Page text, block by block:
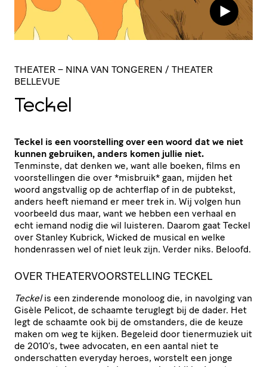
THEATER – NINA VAN TONGEREN / THEATER
BELLEVUE
Teckel
Teckel is een voorstelling over een woord dat we niet
kunnen gebruiken, anders komen jullie niet.
Tenminste, dat denken we, want alle boeken, films en
voorstellingen die over *misbruik* gaan, mijden het
woord angstvallig op de achterflap of in de pubtekst,
anders heeft niemand er meer trek in. Wij volgen hun
voorbeeld dus maar, want we hebben een verhaal en
echt iemand nodig die wil luisteren. Daarom gaat Teckel
over Stanley Kubrick, Wicked de musical en welke
hondenrassen wel of niet leuk zijn. Verder niks. Beloofd.
OVER THEATERVOORSTELLING TECKEL
Teckelis een zinderende monoloog die, in navolging van
Gisèle Pelicot, de schaamte teruglegt bij de dader. Het
legt de schaamte ook bij de omstanders, die de keuze
maken om weg te kijken. Begeleid door tienermuziek uit
de 2010’s, twee advocaten, en een aantal niet te
onderschatten everyday heroes, worstelt een jonge